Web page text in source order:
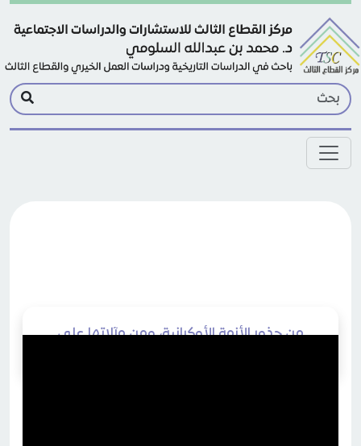
Skip to main content
من جذور الأزمة الأوكرانية، ومن مآلاتها على